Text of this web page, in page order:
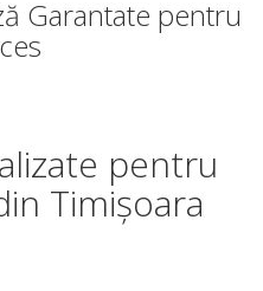
Garantate pentru
pentru
Timișoara